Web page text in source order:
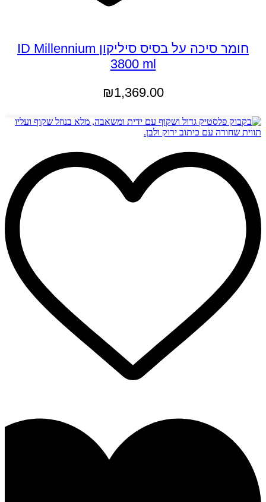
חומר סיכה על בסיס סיליקון ID Millennium
3800 ml
₪1,369.00